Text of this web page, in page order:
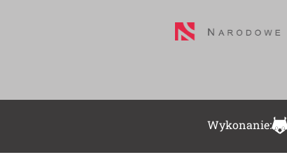
Wykonanie: